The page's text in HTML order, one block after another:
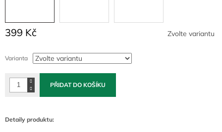
399 Kč
cena:
Zvolte variantu
Varianta
PŘIDAT DO KOŠÍKU
Detaily produktu: